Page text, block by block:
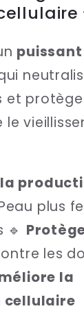
puissant
et
le
plus
les
la
cellulaire